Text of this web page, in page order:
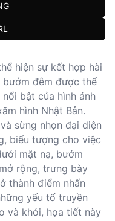
hiện sự kết hợp hài
bướm đêm được thể
bật của hình ảnh
hình Nhật Bản.
sừng nhọn đại diện
biểu tượng cho việc
mặt nạ, bướm
rộng, trưng bày
thành điểm nhấn
yếu tố truyền
và khói, họa tiết này